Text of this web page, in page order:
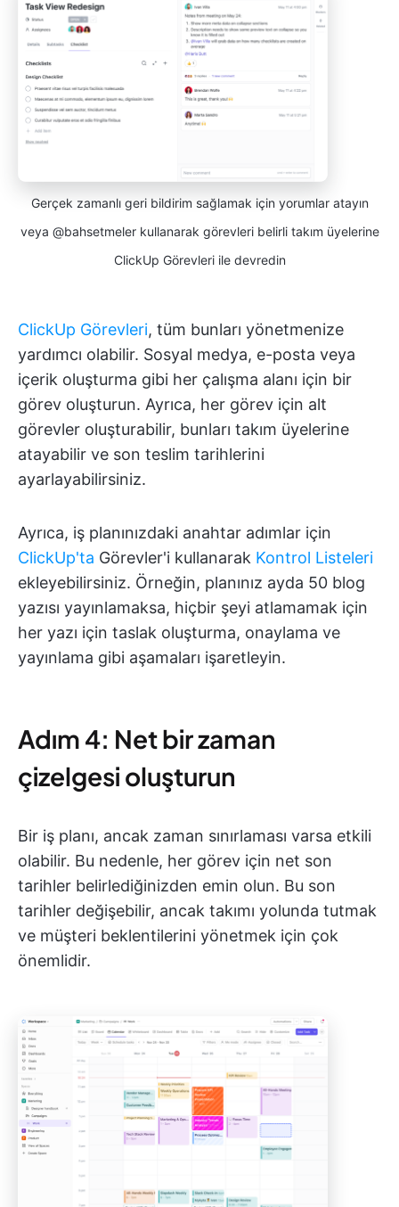
Gerçek zamanlı geri bildirim sağlamak için yorumlar atayın
veya @bahsetmeler kullanarak görevleri belirli takım üyelerine
ClickUp Görevleri ile devredin
ClickUp Görevleri, tüm bunları yönetmenize
yardımcı olabilir. Sosyal medya, e-posta veya
içerik oluşturma gibi her çalışma alanı için bir
görev oluşturun. Ayrıca, her görev için alt
görevler oluşturabilir, bunları takım üyelerine
atayabilir ve son teslim tarihlerini
ayarlayabilirsiniz.
Ayrıca, iş planınızdaki anahtar adımlar için
ClickUp'ta Görevler'i kullanarak Kontrol Listeleri
ekleyebilirsiniz. Örneğin, planınız ayda 50 blog
yazısı yayınlamaksa, hiçbir şeyi atlamamak için
her yazı için taslak oluşturma, onaylama ve
yayınlama gibi aşamaları işaretleyin.
Adım 4: Net bir zaman
çizelgesi oluşturun
Bir iş planı, ancak zaman sınırlaması varsa etkili
olabilir. Bu nedenle, her görev için net son
tarihler belirlediğinizden emin olun. Bu son
tarihler değişebilir, ancak takımı yolunda tutmak
ve müşteri beklentilerini yönetmek için çok
önemlidir.